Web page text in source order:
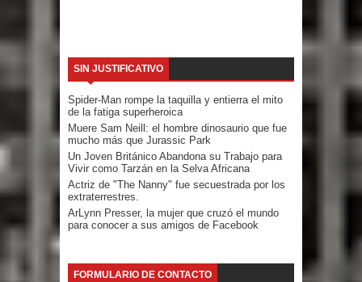
SIN JUSTIFICATIVO
Spider-Man rompe la taquilla y entierra el mito
de la fatiga superheroica
Muere Sam Neill: el hombre dinosaurio que fue
mucho más que Jurassic Park
Un Joven Británico Abandona su Trabajo para
Vivir como Tarzán en la Selva Africana
Actriz de "The Nanny" fue secuestrada por los
extraterrestres.
ArLynn Presser, la mujer que cruzó el mundo
para conocer a sus amigos de Facebook
FORMULARIO DE CONTACTO